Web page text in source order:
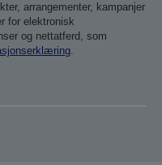
arrangementer, kampanjer
for elektronisk
og nettatferd, som
.